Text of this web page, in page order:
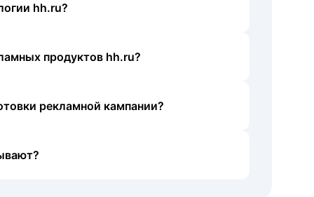
hh.ru?
продуктов hh.ru?
рекламной кампании?